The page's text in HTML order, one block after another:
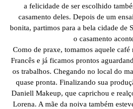
a felicidade de ser escolhido
casamento deles. Depois de um
bonita, partimos para a bela cidade de
o casamento
Como de praxe, tomamos aquele café
Francês e já ficamos prontos
os trabalhos. Chegando no local do
quase pronta. Finalizando sua
Daniell Makeup, que caprichou e
Lorena. A mãe da noiva também